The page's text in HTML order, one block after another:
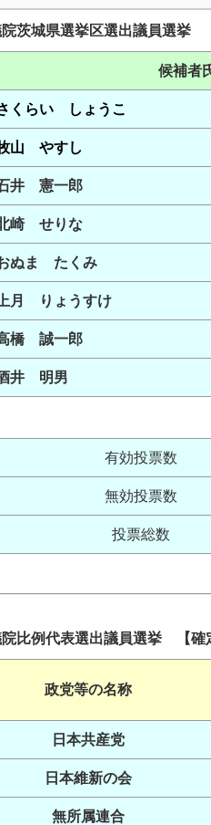
茨城県選挙区選出議員選挙
候補者
らい しょうこ
やすし
憲一郎
せりな
ま たくみ
りょうすけ
誠一郎
明男
有効投票数
無効投票数
投票総数
比例代表選出議員選挙 【
政党等の名称
日本共産党
日本維新の会
無所属連合